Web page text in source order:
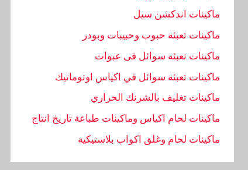
ماكينات اندكشن سيل
ماكينات تعبئة حبوب وحبيبات وبودر
ماكينات تعبئة سوائل فى عبوات
ماكينات تعبئة سوائل في اكياس اوتوماتيك
ماكينات تغليف بالشرنك الحراري
ماكينات لحام اكياس وماكينات طباعة تاريخ انتاج
ماكينات لحام وغلق اكواب بلاستيكية